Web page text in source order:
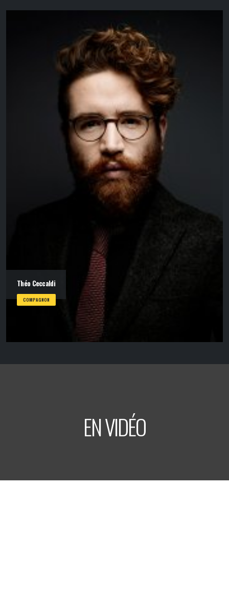
Théo Ceccaldi
COMPAGNON
EN VIDÉO